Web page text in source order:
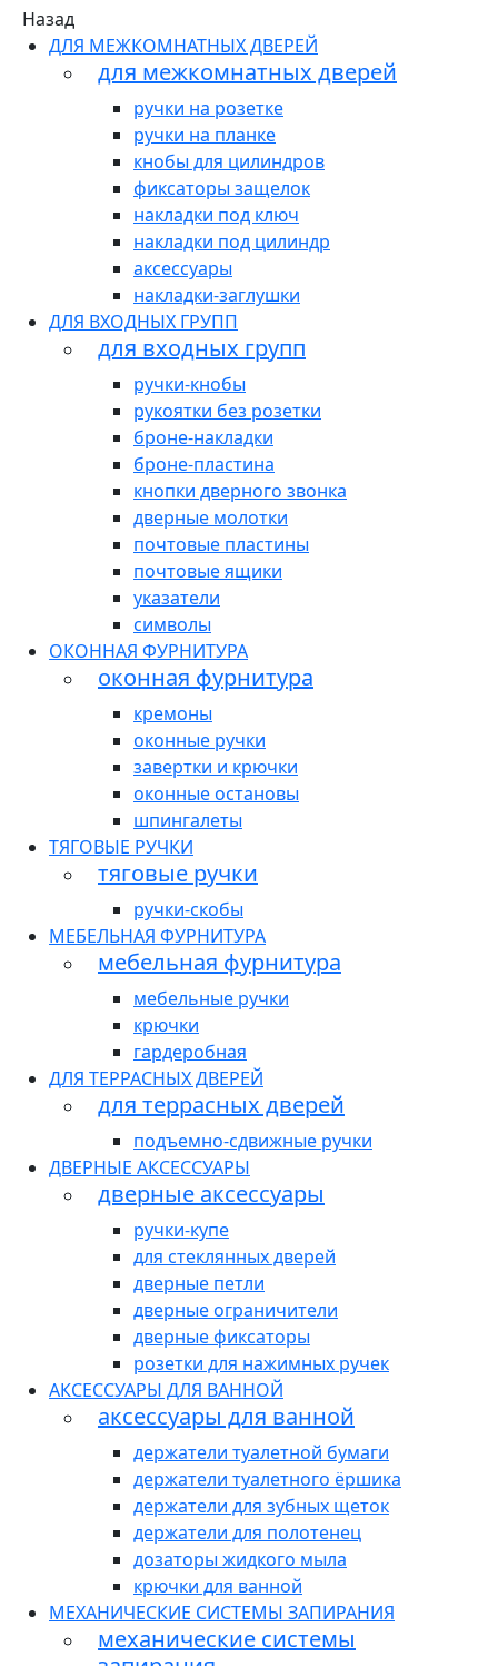
Назад
ДЛЯ МЕЖКОМНАТНЫХ ДВЕРЕЙ
для межкомнатных дверей
ручки на розетке
ручки на планке
кнобы для цилиндров
фиксаторы защелок
накладки под ключ
накладки под цилиндр
аксессуары
накладки-заглушки
ДЛЯ ВХОДНЫХ ГРУПП
для входных групп
ручки-кнобы
рукоятки без розетки
броне-накладки
броне-пластина
кнопки дверного звонка
дверные молотки
почтовые пластины
почтовые ящики
указатели
символы
ОКОННАЯ ФУРНИТУРА
оконная фурнитура
кремоны
оконные ручки
завертки и крючки
оконные остановы
шпингалеты
ТЯГОВЫЕ РУЧКИ
тяговые ручки
ручки-скобы
МЕБЕЛЬНАЯ ФУРНИТУРА
мебельная фурнитура
мебельные ручки
крючки
гардеробная
ДЛЯ ТЕРРАСНЫХ ДВЕРЕЙ
для террасных дверей
подъемно-сдвижные ручки
ДВЕРНЫЕ АКСЕССУАРЫ
дверные аксессуары
ручки-купе
для стеклянных дверей
дверные петли
дверные ограничители
дверные фиксаторы
розетки для нажимных ручек
АКСЕССУАРЫ ДЛЯ ВАННОЙ
аксессуары для ванной
держатели туалетной бумаги
держатели туалетного ёршика
держатели для зубных щеток
держатели для полотенец
дозаторы жидкого мыла
крючки для ванной
МЕХАНИЧЕСКИЕ СИСТЕМЫ ЗАПИРАНИЯ
механические системы